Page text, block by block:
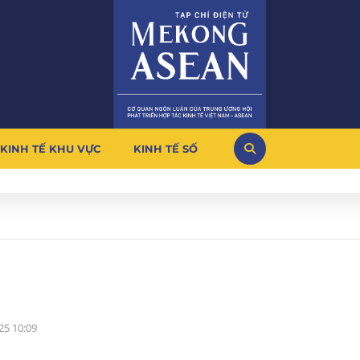
KINH TẾ KHU VỰC KINH TẾ SỐ
10:09